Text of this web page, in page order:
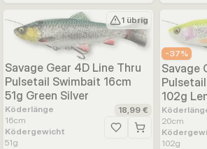
1 übrig
Savage Gear 4D Line Thru
Pulsetail Swimbait 16cm
51g Green Silver
Köderlänge
16cm
Ködergewicht
51g
18,99 €
Zur Wunschliste
-37%
Savage
102g
20cm
102g